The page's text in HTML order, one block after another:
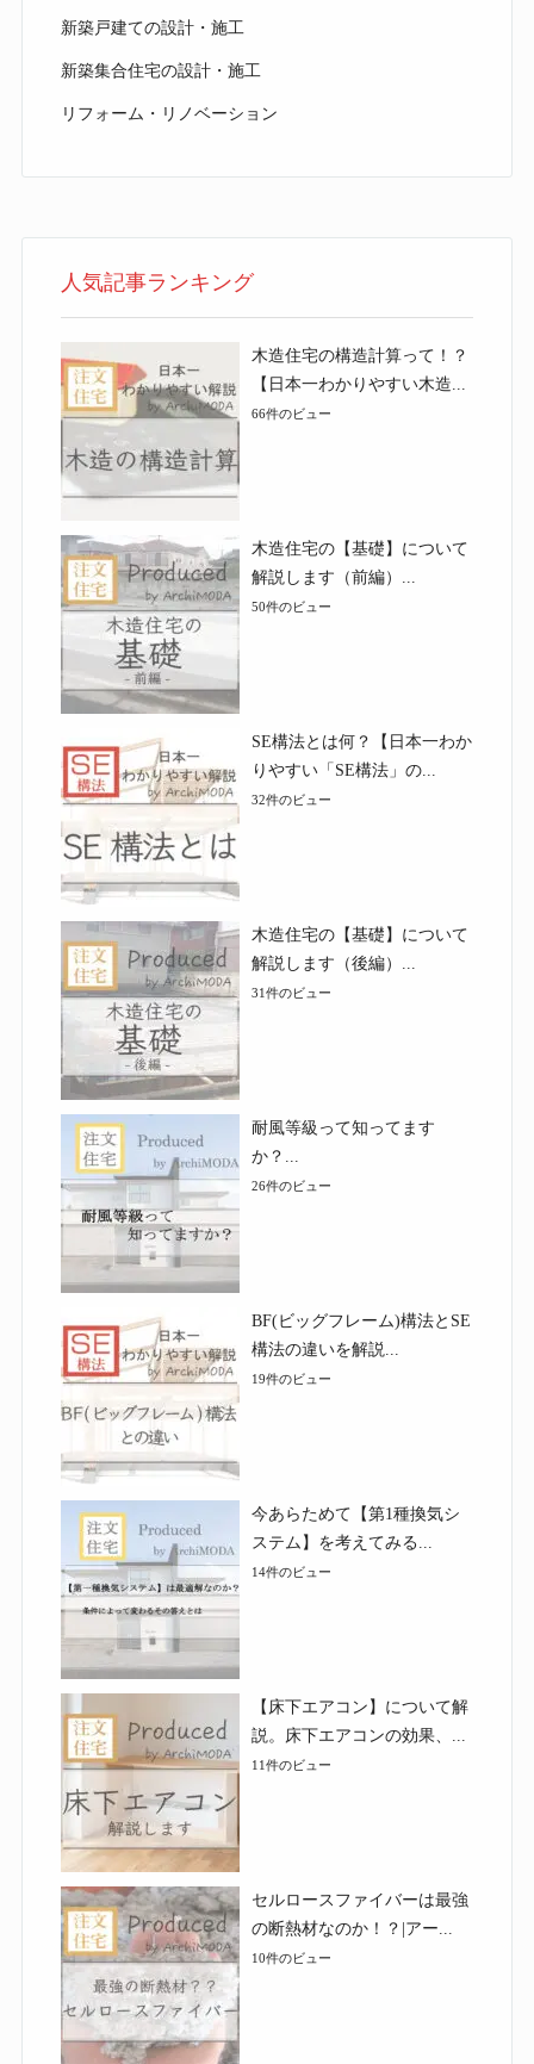
新築戸建ての設計・施工
新築集合住宅の設計・施工
リフォーム・リノベーション
人気記事ランキング
木造住宅の構造計算って！？
【日本一わかりやすい木造...
66件のビュー
木造住宅の【基礎】について
解説します（前編）...
50件のビュー
SE構法とは何？【日本一わか
りやすい「SE構法」の...
32件のビュー
木造住宅の【基礎】について
解説します（後編）...
31件のビュー
耐風等級って知ってます
か？...
26件のビュー
BF(ビッグフレーム)構法とSE
構法の違いを解説...
19件のビュー
今あらためて【第1種換気シ
ステム】を考えてみる...
14件のビュー
【床下エアコン】について解
説。床下エアコンの効果、...
11件のビュー
セルロースファイバーは最強
の断熱材なのか！？|アー...
10件のビュー